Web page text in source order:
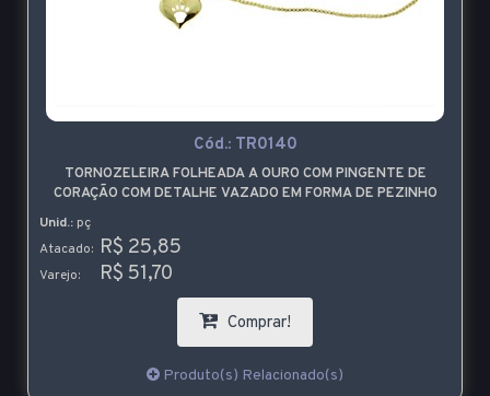
Cód.: TR0140
TORNOZELEIRA FOLHEADA A OURO COM PINGENTE DE
CORAÇÃO COM DETALHE VAZADO EM FORMA DE PEZINHO
Unid.: pç
Atacado: R$ 25,85
Varejo: R$ 51,70
Comprar!
Produto(s) Relacionado(s)